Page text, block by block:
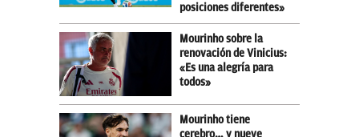
posiciones diferentes»
Mourinho sobre la
renovación de Vinicius:
«Es una alegría para
todos»
Mourinho tiene
cerebro… y nueve